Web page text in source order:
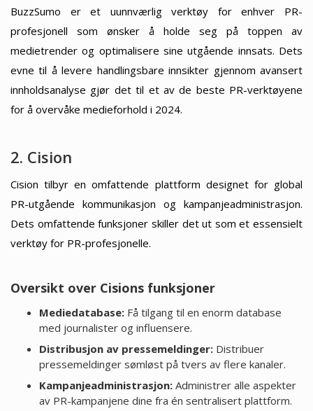
BuzzSumo er et uunnværlig verktøy for enhver PR-
profesjonell som ønsker å holde seg på toppen av
medietrender og optimalisere sine utgående innsats. Dets
evne til å levere handlingsbare innsikter gjennom avansert
innholdsanalyse gjør det til et av de beste PR-verktøyene
for å overvåke medieforhold i 2024.
2. Cision
Cision tilbyr en omfattende plattform designet for global
PR-utgående kommunikasjon og kampanjeadministrasjon.
Dets omfattende funksjoner skiller det ut som et essensielt
verktøy for PR-profesjonelle.
Oversikt over Cisions funksjoner
Mediedatabase:Få tilgang til en enorm database
med journalister og influensere.
Distribusjon av pressemeldinger:Distribuer
pressemeldinger sømløst på tvers av flere kanaler.
Kampanjeadministrasjon:Administrer alle aspekter
av PR-kampanjene dine fra én sentralisert plattform.